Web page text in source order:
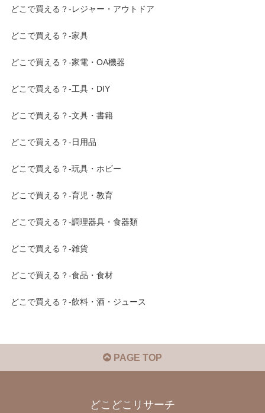
どこで買える？-レジャー・アウトドア
どこで買える？-家具
どこで買える？-家電・OA機器
どこで買える？-工具・DIY
どこで買える？-文具・書籍
どこで買える？-日用品
どこで買える？-玩具・ホビー
どこで買える？-育児・教育
どこで買える？-調理器具・食器類
どこで買える？-雑貨
どこで買える？-食品・食材
どこで買える？-飲料・酒・ジュース
PAGE TOP
どこどこリサーチ